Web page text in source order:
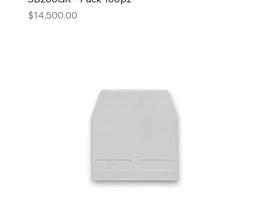
Precio
$14,500.00